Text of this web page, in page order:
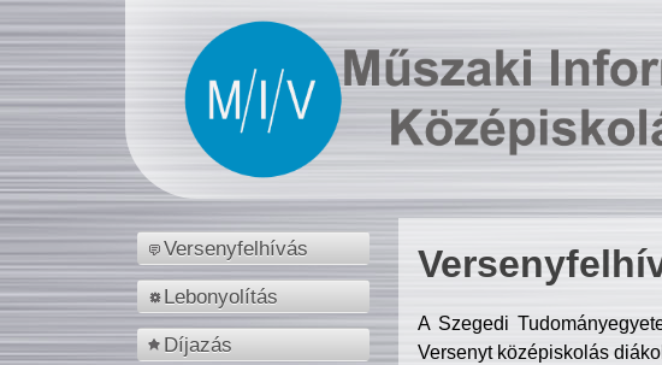
Versenyfelhívás
Lebonyolítás
Díjazás
A Szegedi
Versenyt középiskolás